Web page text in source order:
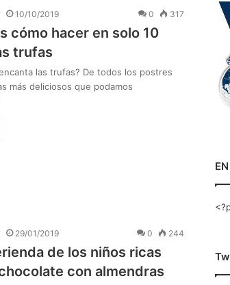
10/10/2019 0 317
cómo hacer en solo 10
trufas
las trufas? De todos los postres
más deliciosos que podamos
29/01/2019 0 244
de los niños ricas
con almendras